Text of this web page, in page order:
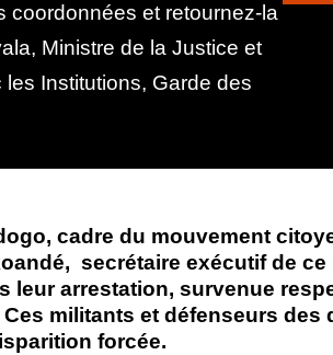
coordonnées et retournez-la
Ministre de la Justice et
Institutions, Garde des
cadre du mouvement
secrétaire exécutif de
leur arrestation, survenue
militants et défenseurs
forcée.